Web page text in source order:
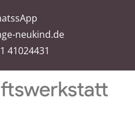
neukind.de
41024431